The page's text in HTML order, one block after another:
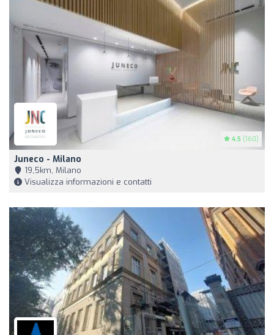
4.5 (160)
Juneco - Milano
19,5km, Milano
Visualizza informazioni e contatti